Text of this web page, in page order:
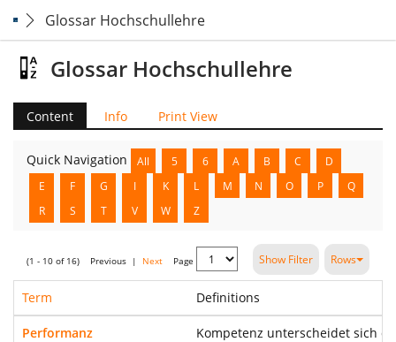
Glossar Hochschullehre
Glossar Hochschullehre
Content Info Print View
Quick Navigation All 5 6 A B C
D
E
F G I K L M N O P
Q
R
S T V W Z
(1 - 10 of 16) Previous | Next Page Show Filter Rows
Term Definitions
Performanz Kompetenz unterscheidet sich